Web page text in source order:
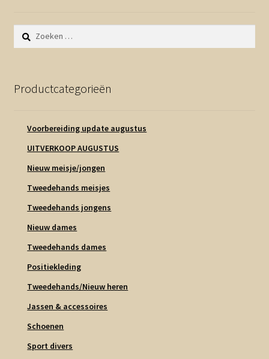
Zoeken
naar:
Productcategorieën
Voorbereiding update augustus
UITVERKOOP AUGUSTUS
Nieuw meisje/jongen
Tweedehands meisjes
Tweedehands jongens
Nieuw dames
Tweedehands dames
Positiekleding
Tweedehands/Nieuw heren
Jassen & accessoires
Schoenen
Sport divers